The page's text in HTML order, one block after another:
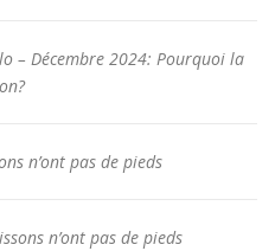
– Décembre 2024: Pourquoi la
n’ont pas de pieds
n’ont pas de pieds